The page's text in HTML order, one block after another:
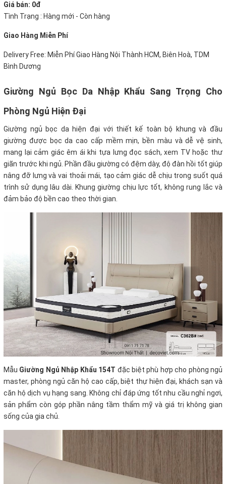
Giá bán: 0đ
Tình Trạng : Hàng mới - Còn hàng
Giao Hàng Miễn Phí
Delivery Free: Miễn Phí Giao Hàng Nội Thành HCM, Biên Hoà, TDM
Bình Dương
Giường Ngủ Bọc Da Nhập Khẩu Sang Trọng Cho
Phòng Ngủ Hiện Đại
Giường ngủ bọc da hiện đại với thiết kế toàn bộ khung và đầu
giường được bọc da cao cấp mềm mịn, bền màu và dễ vệ sinh,
mang lại cảm giác êm ái khi tựa lưng đọc sách, xem TV hoặc thư
giãn trước khi ngủ. Phần đầu giường có đệm dày, độ đàn hồi tốt giúp
nâng đỡ lưng và vai thoải mái, tạo cảm giác dễ chịu trong suốt quá
trình sử dụng lâu dài. Khung giường chịu lực tốt, không rung lắc và
đảm bảo độ bền cao theo thời gian.
Mẫu Giường Ngủ Nhập Khẩu 154T đặc biệt phù hợp cho phòng ngủ
master, phòng ngủ căn hộ cao cấp, biệt thự hiện đại, khách sạn và
căn hộ dịch vụ hạng sang. Không chỉ đáp ứng tốt nhu cầu nghỉ ngơi,
sản phẩm còn góp phần nâng tầm thẩm mỹ và giá trị không gian
sống của gia chủ.